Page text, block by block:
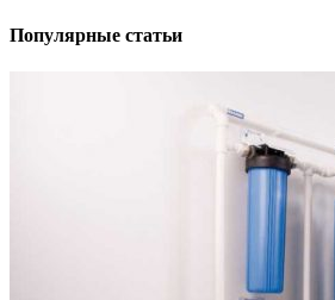
Популярные статьи